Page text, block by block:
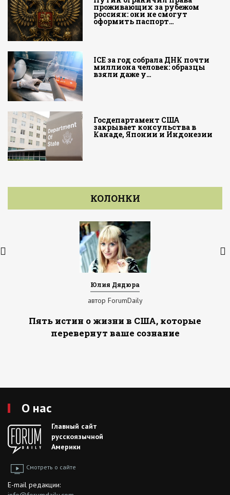
проживающих за рубежом
россиян: они не смогут
оформить паспорт…
ICE за год собрала ДНК почти
миллиона человек: образцы
взяли даже у…
Госдепартамент США
закрывает консульства в
Канаде, Японии и Индонезии
КОЛОНКИ
Юлия Дядюра
автор ForumDaily
Пять истин о жизни в США, которые
перевернут ваше сознание
О нас
Главный сайт
русскоязычной
Америки
Смотреть о сайте
E-mail редакции: